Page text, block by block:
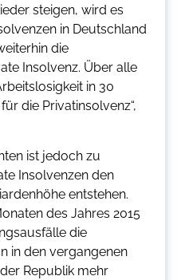
steigen, wird es
in Deutschland
die
Insolvenz. Über alle
in 30
die Privatinsolvenz“,
ist jedoch zu
Insolvenzen den
entstehen.
des Jahres 2015
die
in den vergangenen
Republik mehr